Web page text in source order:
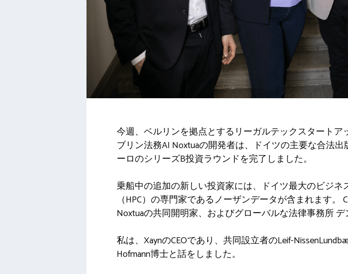
今週、ベルリンを拠点とするリーガルテックスタートア
ブリン法務AI Noxtuaの開発者は、ドイツの主要な合法
ーロのシリーズB投資ラウンドを完了しました。
乗船中の追加の新しい投資家には、ドイツ最大のビジ
（HPC）の専門家であるノーザンデータが含まれます。
Noxtuaの共同開明家、およびグローバルな法律事務所デ
私は、XaynのCEOであり、共同設立者のLeif-
Hofmann博士と話をしました。